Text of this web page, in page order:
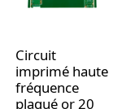
Circuit
imprimé haute
fréquence
plaqué or 20